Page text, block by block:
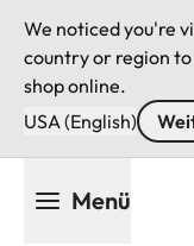
We noticed you're
country or region
shop online.
USA (English)
Menü